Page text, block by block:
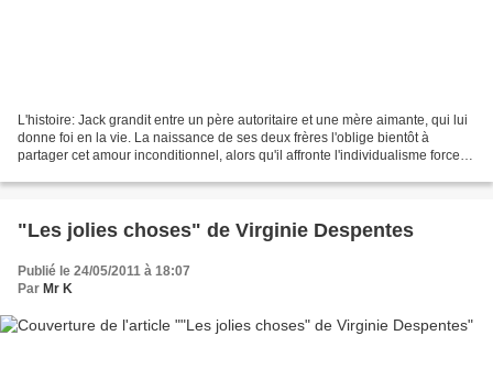
L'histoire: Jack grandit entre un père autoritaire et une mère aimante, qui lui
donne foi en la vie. La naissance de ses deux frères l'oblige bientôt à
partager cet amour inconditionnel, alors qu'il affronte l'individualisme forcené
"Les jolies choses" de Virginie Despentes
Publié le 24/05/2011 à 18:07
Par Mr K